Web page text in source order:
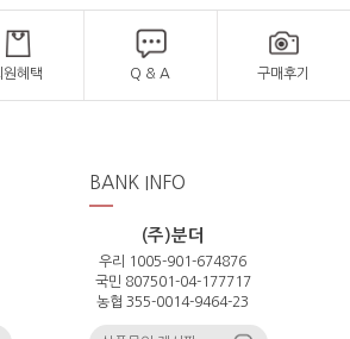
원혜택 Q & A 구매후기
BANK INFO
(주)분더
우리 1005-901-674876
국민 807501-04-177717
농협 355-0014-9464-23